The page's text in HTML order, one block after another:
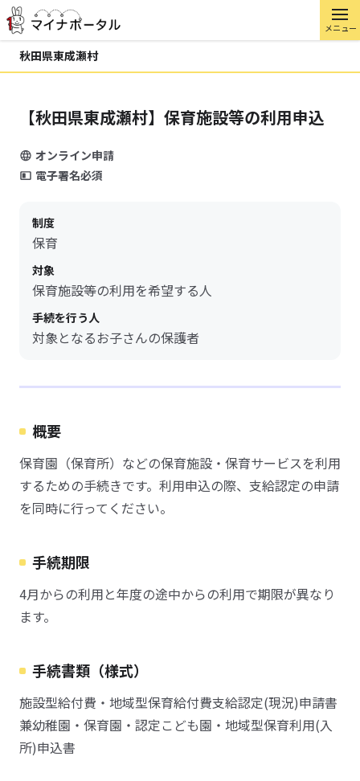
メニュー
秋田県東成瀬村
【秋田県東成瀬村】保育施設等の利用申込
オンライン申請
電子署名必須
制度
保育
対象
保育施設等の利用を希望する人
手続を行う人
対象となるお子さんの保護者
概要
保育園（保育所）などの保育施設・保育サービスを利用
するための手続きです。利用申込の際、支給認定の申請
を同時に行ってください。
手続期限
4月からの利用と年度の途中からの利用で期限が異なり
ます。
手続書類（様式）
施設型給付費・地域型保育給付費支給認定(現況)申請書
兼幼稚園・保育園・認定こども園・地域型保育利用(入
所)申込書